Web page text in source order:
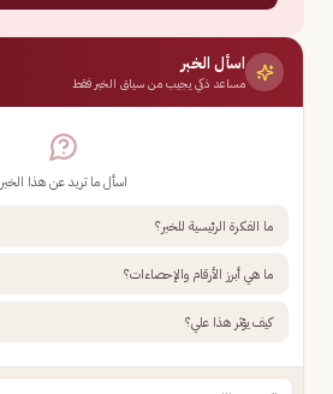
اسأل الخبر
مساعد ذكي يجيب من سياق الخبر فقط
اسأل ما تريد عن هذا الخبر
ما الفكرة الرئيسية للخبر؟
ما هي أبرز الأرقام والإحصاءات؟
كيف يؤثر هذا علي؟